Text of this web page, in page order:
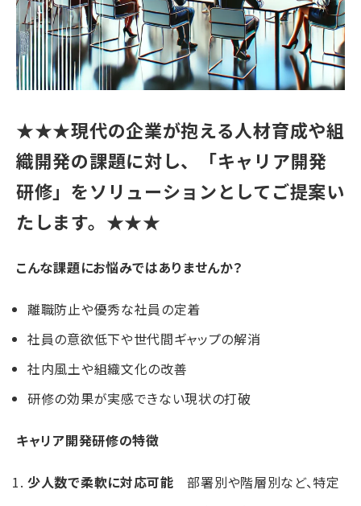
★★★現代の企業が抱える人材育成や組
織開発の課題に対し、「キャリア開発
研修」をソリューションとしてご提案い
たします。★★★
こんな課題にお悩みではありませんか？
離職防止や優秀な社員の定着
社員の意欲低下や世代間ギャップの解消
社内風土や組織文化の改善
研修の効果が実感できない現状の打破
キャリア開発研修の特徴
少人数で柔軟に対応可能 部署別や階層別など、特定